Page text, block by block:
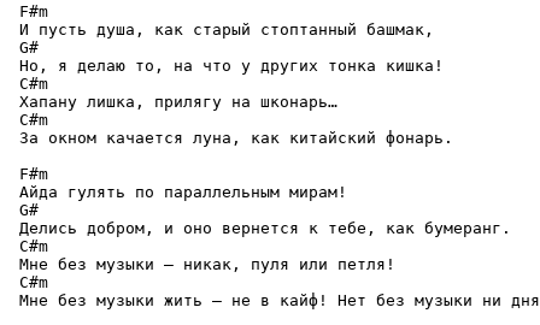
F#m
И пусть душа, как старый стоптанный башмак,
G#
Но, я делаю то, на что у других тонка кишка!
C#m
Хапану лишка, прилягу на шконарь…
C#m
За окном качается луна, как китайский фонарь.
F#m
Айда гулять по параллельным мирам!
G#
Делись добром, и оно вернется к тебе, как бумеранг.
C#m
Мне без музыки — никак, пуля или петля!
C#m
Мне без музыки жить — не в кайф! Нет без музыки ни